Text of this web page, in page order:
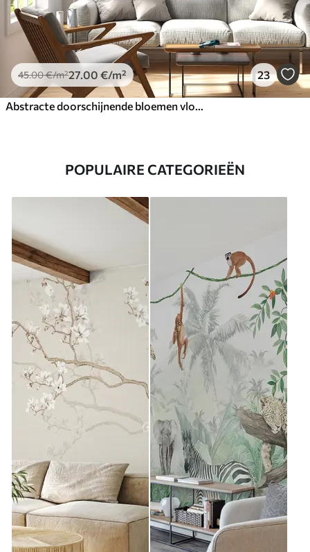
45.00€/m²27 .00 €/m² 23
POPULAIRE CATEGORIEËN